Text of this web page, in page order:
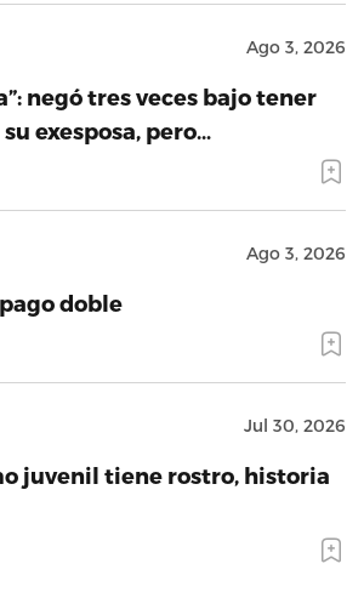
Ago 3, 2026
negó tres veces bajo tener
exesposa, pero…
Ago 3, 2026
doble
Jul 30, 2026
juvenil tiene rostro, historia